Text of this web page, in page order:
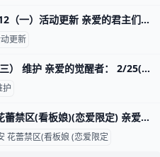
《朕的江山美人》1/12（一）活动更新 亲爱的君主们： 乱世将至，派对与挑战一同展开！多重活动与专属好康等你体验。 开始时间 UTC 2026/01/12 0:00 结束时间 UTC 2026/01/15 23:59 【促销礼包】 1.号令天下 2.神秘礼物 3.
更新
《女神后宮》2/25（三） 维护 亲爱的觉醒者： 2/25(三) 本週维护暂停。 更新内容将于次日00:00开放，感谢您的支持。 ★炽焰天穹 ★幸运扭蛋 ★扭蛋商城 ★烈焰之羽 ★积天好礼 ★
护
《少女禁區》8/15（五） 薇薇安-花蕾禁区(看板娘)(恋爱限定) 亲爱的指挥官： 绚烂夏日，岁月如彩！闪亮开启主题场景活动。 【绚烂新愿】活动时间：8月15日 - 8月26日 -——&mdas
花蕾禁区(看板娘 (恋爱限定